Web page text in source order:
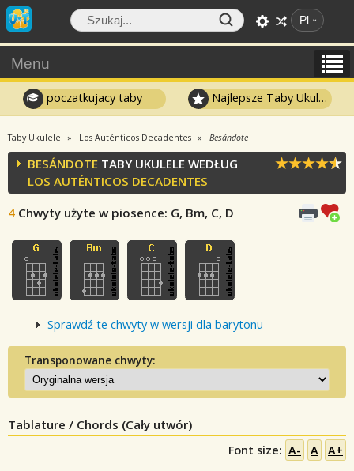
Pl
Menu
poczatkujacy taby Najlepsze Taby Ukulele
Taby Ukulele Los Auténticos Decadentes Besándote
BESÁNDOTE TABY UKULELE WEDŁUG
LOS AUTÉNTICOS DECADENTES
4 Chwyty użyte w piosence: G, Bm, C, D
Sprawdź te chwyty w wersji dla barytonu
Transponowane chwyty:
Tablature / Chords (Cały utwór)
Font size: A- A A+